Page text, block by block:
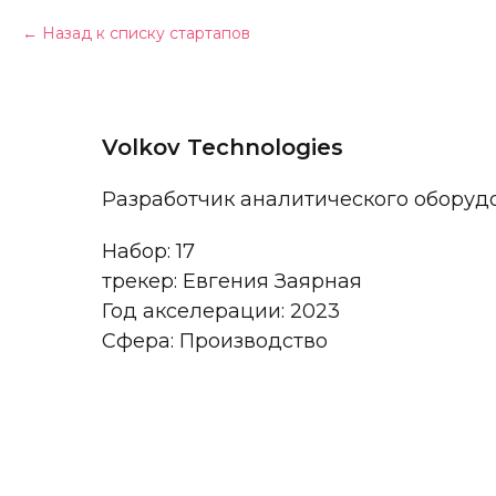
Назад к списку стартапов
Volkov Technologies
Разработчик аналитического
Набор: 17
трекер: Евгения Заярная
Год акселерации: 2023
Сфера: Производство